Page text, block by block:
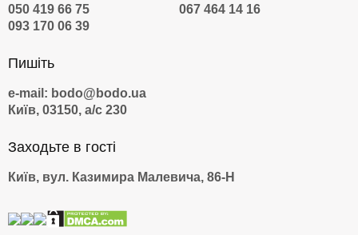
050 419 66 75
067 464 14 16
093 170 06 39
Пишіть
e-mail: bodo@bodo.ua
Київ, 03150, а/с 230
Заходьте в гості
Київ, вул. Казимира Малевича, 86-Н